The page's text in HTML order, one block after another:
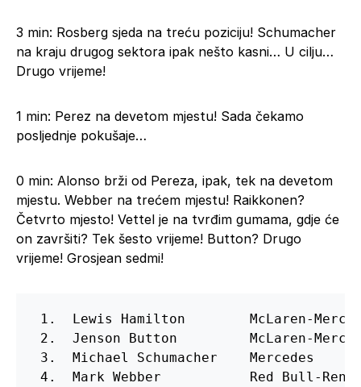
3 min: Rosberg sjeda na treću poziciju! Schumacher
na kraju drugog sektora ipak nešto kasni… U cilju…
Drugo vrijeme!
1 min: Perez na devetom mjestu! Sada čekamo
posljednje pokušaje…
0 min: Alonso brži od Pereza, ipak, tek na devetom
mjestu. Webber na trećem mjestu! Raikkonen?
Četvrto mjesto! Vettel je na tvrđim gumama, gdje će
on završiti? Tek šesto vrijeme! Button? Drugo
vrijeme! Grosjean sedmi!
1.  Lewis Hamilton        McLaren-
2.  Jenson Button         McLaren-
3.  Michael Schumacher    Mercedes
4.  Mark Webber           Red Bull-